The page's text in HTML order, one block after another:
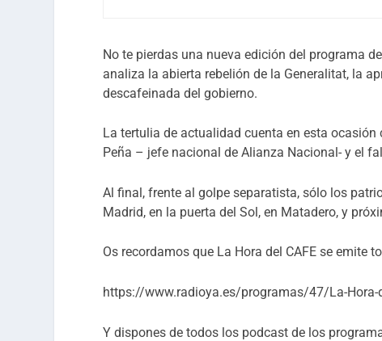
No te pierdas una nueva edición del programa
analiza la abierta rebelión de la Generalitat, la
descafeinada del gobierno.
La tertulia de actualidad cuenta en esta
Peña – jefe nacional de Alianza Nacional- y el
Al final, frente al golpe separatista, sólo los
Madrid, en la puerta del Sol, en Matadero, y
Os recordamos que La Hora del CAFE se emite
https://www.radioya.es/programas/47/La-Hora-
Y dispones de todos los podcast de los